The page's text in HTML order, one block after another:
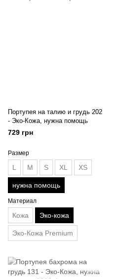
Портупея на талию и грудь 202
- Эко-Кожа, нужна помощь
729 грн
Размер
L M S XL XS
нужна помощь
Материал
Кожа Эко-кожа
Эко-Кожа Premium